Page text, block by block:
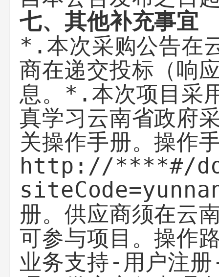
七、其他补充事宜
*.本次采购公告在
商在递交投标（响
息。*.本次项目采
真学习云南省政府
关操作手册。操作
http://****#/
册。供应商须在云
可参与项目。操作
业务支持-用户注